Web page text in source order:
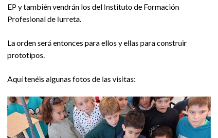
EP y también vendrán los del Instituto de Formación
Profesional de Iurreta.
La orden será entonces para ellos y ellas para construir
prototipos.
Aquí tenéis algunas fotos de las visitas: